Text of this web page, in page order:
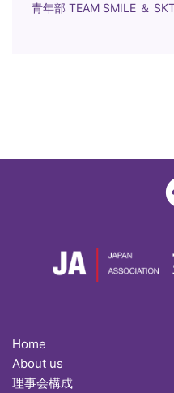
青年部 TEAM SMILE ＆
Home
About us
理事会構成